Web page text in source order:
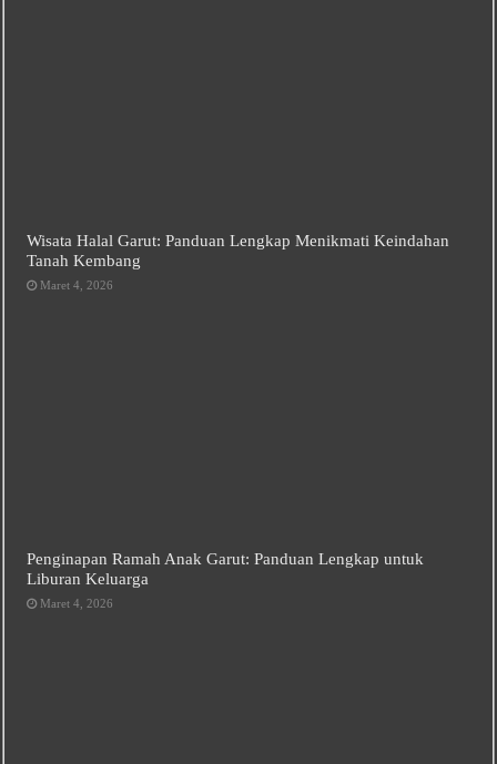
Wisata Halal Garut: Panduan Lengkap Menikmati Keindahan
Tanah Kembang
Maret 4, 2026
Penginapan Ramah Anak Garut: Panduan Lengkap untuk
Liburan Keluarga
Maret 4, 2026